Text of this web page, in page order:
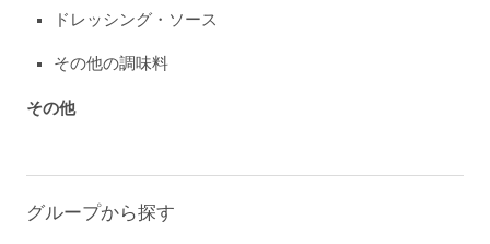
ドレッシング・ソース
その他の調味料
その他
グループから探す